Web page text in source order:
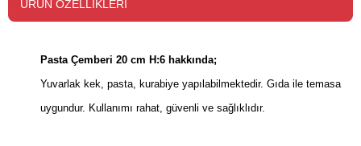
ÜRÜN ÖZELLIKLERI
Pasta Çemberi 20 cm H:6 hakkında;
Yuvarlak kek, pasta, kurabiye yapılabilmektedir. Gıda ile temasa
uygundur. Kullanımı rahat, güvenli ve sağlıklıdır.